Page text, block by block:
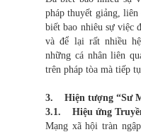
pháp thuyết giảng,
biết bao nhiêu sự việc
và để lại rất nhiều
những cá nhân liên
trên pháp tòa mà tiếp
3. Hiện tượng “Sư
3.1. Hiệu ứng
Mạng xã hội tràn